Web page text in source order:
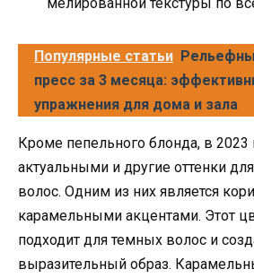
Популярные статьи
пресс за 3 месяца:
упражнения для дома и зала
Кроме пепельного блонда, в 2023
актуальными и другие оттенки
волос. Одним из них является
карамельными акцентами. Этот
подходит для темных волос и
выразительный образ.